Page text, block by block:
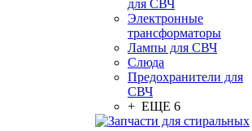
для СВЧ
Электронные
трансформаторы
Лампы для СВЧ
Слюда
Предохранители для
СВЧ
+ ЕЩЕ 6